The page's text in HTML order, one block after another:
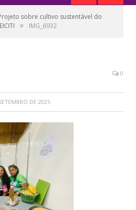
sobre cultivo sustentável do
» IMG_6932
0
DE 2025